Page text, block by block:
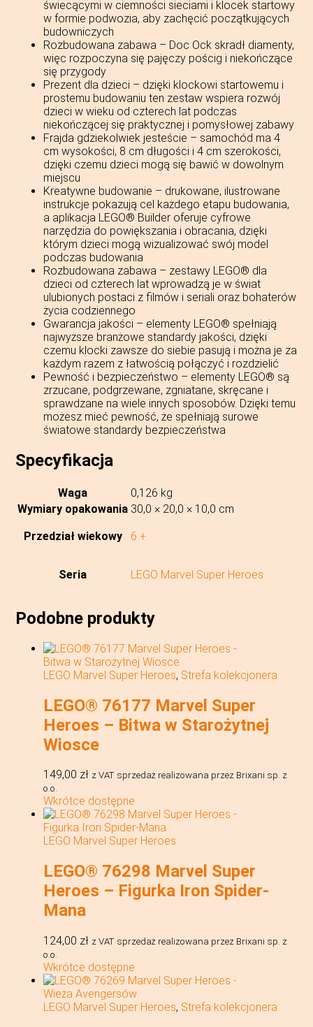
świecącymi w ciemności sieciami i klocek startowy
w formie podwozia, aby zachęcić początkujących
budowniczych
Rozbudowana zabawa – Doc Ock skradł diamenty,
więc rozpoczyna się pajęczy pościg i niekończące
się przygody
Prezent dla dzieci – dzięki klockowi startowemu i
prostemu budowaniu ten zestaw wspiera rozwój
dzieci w wieku od czterech lat podczas
niekończącej się praktycznej i pomysłowej zabawy
Frajda gdziekolwiek jesteście – samochód ma 4
cm wysokości, 8 cm długości i 4 cm szerokości,
dzięki czemu dzieci mogą się bawić w dowolnym
miejscu
Kreatywne budowanie – drukowane, ilustrowane
instrukcje pokazują cel każdego etapu budowania,
a aplikacja LEGO® Builder oferuje cyfrowe
narzędzia do powiększania i obracania, dzięki
którym dzieci mogą wizualizować swój model
podczas budowania
Rozbudowana zabawa – zestawy LEGO® dla
dzieci od czterech lat wprowadzą je w świat
ulubionych postaci z filmów i seriali oraz bohaterów
życia codziennego
Gwarancja jakości – elementy LEGO® spełniają
najwyższe branżowe standardy jakości, dzięki
czemu klocki zawsze do siebie pasują i można je za
każdym razem z łatwością połączyć i rozdzielić
Pewność i bezpieczeństwo – elementy LEGO® są
zrzucane, podgrzewane, zgniatane, skręcane i
sprawdzane na wiele innych sposobów. Dzięki temu
możesz mieć pewność, że spełniają surowe
światowe standardy bezpieczeństwa
Specyfikacja
Waga
0,126 kg
Wymiary opakowania 30,0 × 20,0 × 10,0 cm
Przedział wiekowy 6 +
Seria LEGO Marvel Super Heroes
Podobne produkty
LEGO Marvel Super Heroes, Strefa kolekcjonera
LEGO® 76177 Marvel Super
Heroes – Bitwa w Starożytnej
Wiosce
149,00 zł z VAT sprzedaż realizowana przez Brixani sp. z
o.o.
Wkrótce dostępne
LEGO Marvel Super Heroes
LEGO® 76298 Marvel Super
Heroes – Figurka Iron Spider-
Mana
124,00 zł z VAT sprzedaż realizowana przez Brixani sp. z
o.o.
Wkrótce dostępne
LEGO Marvel Super Heroes, Strefa kolekcjonera